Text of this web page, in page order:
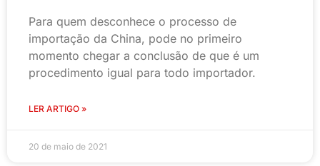
Para quem desconhece o processo de
importação da China, pode no primeiro
momento chegar a conclusão de que é um
procedimento igual para todo importador.
LER ARTIGO »
20 de maio de 2021